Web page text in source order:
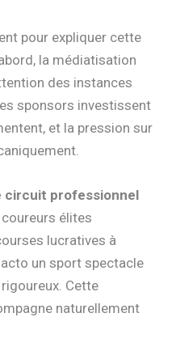
pour expliquer cette
la médiatisation
des instances
sponsors investissent
et la pression sur
circuit professionnel
élites
lucratives à
un sport spectacle
Cette
naturellement